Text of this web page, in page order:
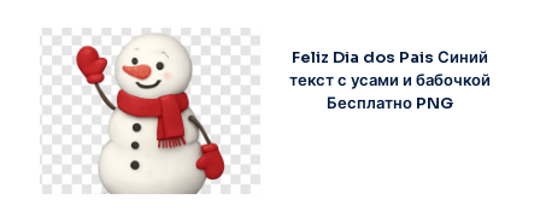
Feliz Dia dos Pais Синий
текст с усами и бабочкой
Бесплатно PNG